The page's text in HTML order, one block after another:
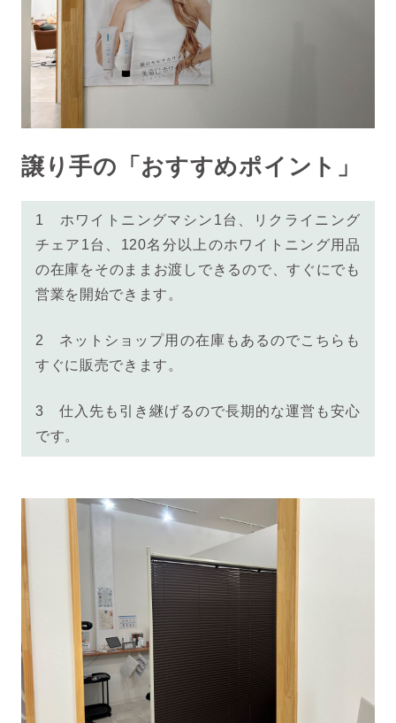
譲り手の「おすすめポイント」
1 ホワイトニングマシン1台、リクライニング
チェア1台、 120名分以上のホワイトニング用品
の在庫をそのままお渡しでき るので、すぐにでも
営業を開始できます。
2 ネットショップ用の在庫もあるのでこちらも
すぐに販売できます。
3 仕入先も引き継げるので長期的な運営も安心
です。